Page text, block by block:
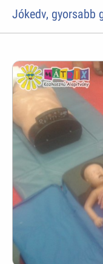
Jókedv, gyorsabb